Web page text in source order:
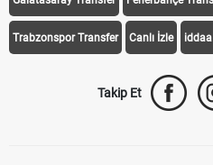
Trabzonspor Transfer Canlı İzle iddaa
Takip Et